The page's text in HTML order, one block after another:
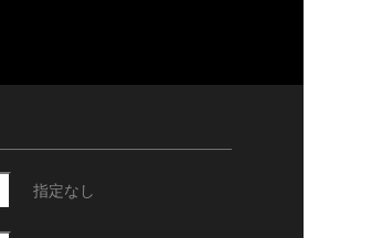
指定なし